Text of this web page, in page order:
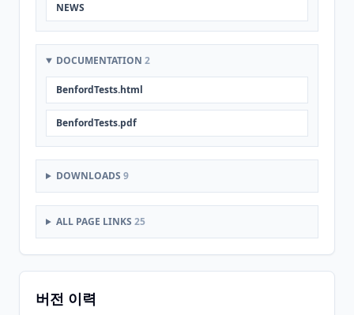
NEWS
DOCUMENTATION 2
BenfordTests.html
BenfordTests.pdf
DOWNLOADS 9
ALL PAGE LINKS 25
버전 이력